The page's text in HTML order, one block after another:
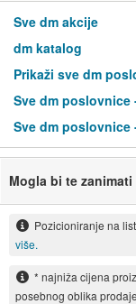
Sve dm akcije
dm katalog
Prikaži sve dm
Sve dm poslovnice
Sve dm poslovnice
Mogla bi te
Pozicioniranje na
više.
* najniža cijena
posebnog oblika